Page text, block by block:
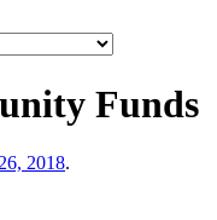
Funds
2018.